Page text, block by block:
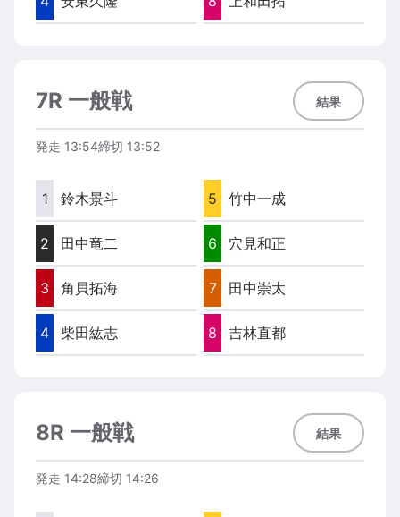
7R 一般戦 結果
発走 13:54締切 13:52
1 鈴木景斗
2 田中竜二
3 角貝拓海
4 柴田紘志
5 竹中一成
6 穴見和正
7 田中崇太
8 吉林直都
8R 一般戦 結果
発走 14:28締切 14:26